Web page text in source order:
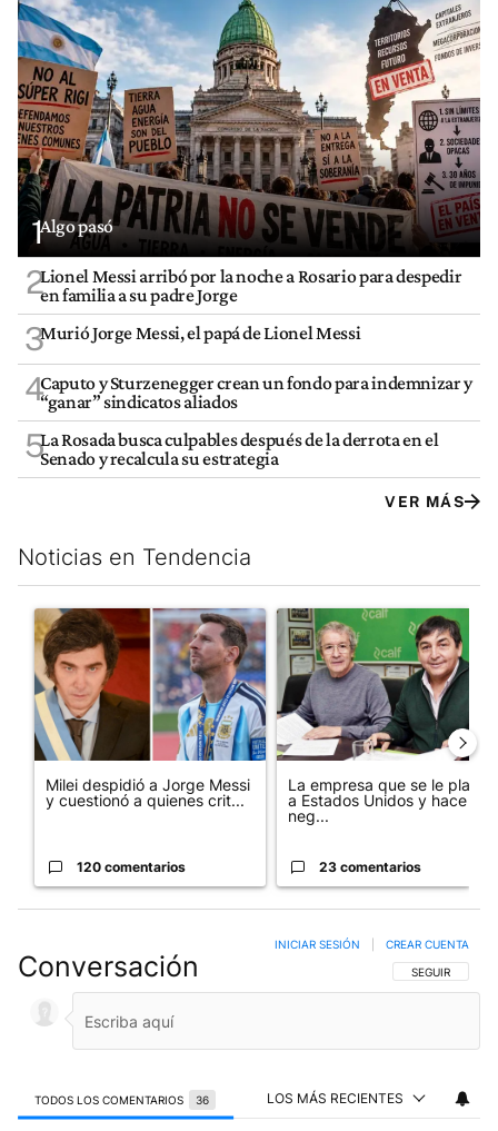
1Algo pasó
2Lionel Messi arribó por la noche a Rosario para despedir
en familia a su padre Jorge
3Murió Jorge Messi, el papá de Lionel Messi
4Caputo y Sturzenegger crean un fondo para indemnizar y
“ganar” sindicatos aliados
5La Rosada busca culpables después de la derrota en el
Senado y recalcula su estrategia
VER MÁS
Noticias en Tendencia
Este listado muestra los artículos con más comentarios en los
Un artículo de tendencia con el título "Milei despidió a Jorge
Milei despidió a Jorge Messi
y cuestionó a quienes crit...
120 comentarios
Un artículo de tendencia con
La empresa que se le plantó
a Estados Unidos y hace
neg...
23 comentarios
Conversación SIGA ESTA
SEGUIR
INICIAR SESIÓN CREAR CUENTA
TODOS LOS COMENTARIOS 36 LOS MÁS RECIENTES